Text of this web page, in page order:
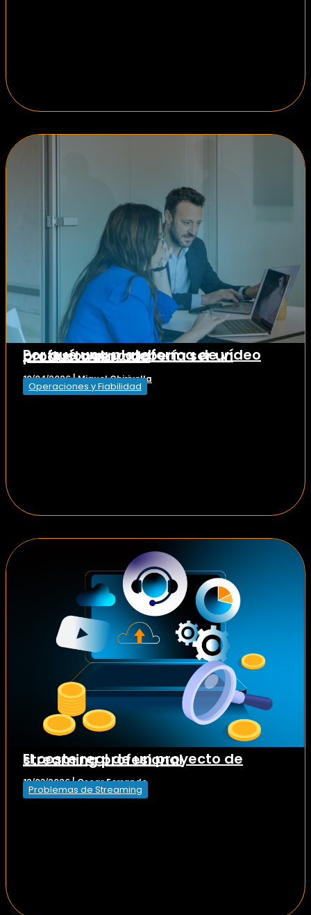
Por qué una plataforma de vídeo profesional no debería ser un producto cerrado
10/04/2026|Miguel Chirivella
Operaciones y Fiabilidad
El coste real de un proyecto de streaming profesional
12/03/2026|Oscar Ferrando
Problemas de Streaming